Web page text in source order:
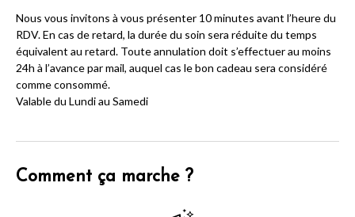
Nous vous invitons à vous présenter 10 minutes avant l’heure du
RDV. En cas de retard, la durée du soin sera réduite du temps
équivalent au retard. Toute annulation doit s’effectuer au moins
24h à l’avance par mail, auquel cas le bon cadeau sera considéré
comme consommé.
Valable du Lundi au Samedi
Comment ça marche ?